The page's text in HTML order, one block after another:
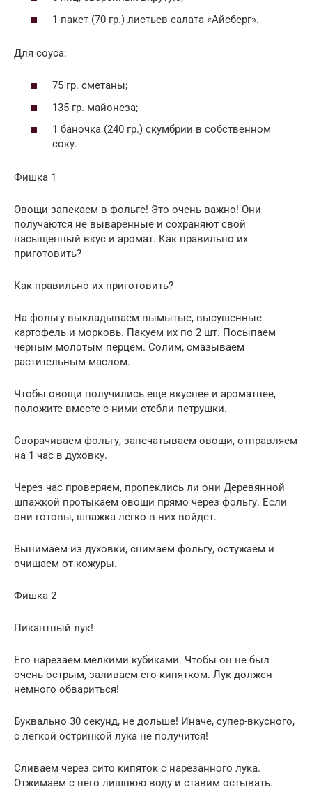
1 пакет (70 гр.) листьев салата «Айсберг».
Для соуса:
75 гр. сметаны;
135 гр. майонеза;
1 баночка (240 гр.) скумбрии в собственном
соку.
Фишка 1
Овощи запекаем в фольге! Это очень важно! Они
получаются не вываренные и сохраняют свой
насыщенный вкус и аромат. Как правильно их
приготовить?
Как правильно их приготовить?
На фольгу выкладываем вымытые, высушенные
картофель и морковь. Пакуем их по 2 шт. Посыпаем
черным молотым перцем. Солим, смазываем
растительным маслом.
Чтобы овощи получились еще вкуснее и ароматнее,
положите вместе с ними стебли петрушки.
Сворачиваем фольгу, запечатываем овощи, отправляем
на 1 час в духовку.
Через час проверяем, пропеклись ли они Деревянной
шпажкой протыкаем овощи прямо через фольгу. Если
они готовы, шпажка легко в них войдет.
Вынимаем из духовки, снимаем фольгу, остужаем и
очищаем от кожуры.
Фишка 2
Пикантный лук!
Его нарезаем мелкими кубиками. Чтобы он не был
очень острым, заливаем его кипятком. Лук должен
немного обвариться!
Буквально 30 секунд, не дольше! Иначе, супер-вкусного,
с легкой остринкой лука не получится!
Сливаем через сито кипяток с нарезанного лука.
Отжимаем с него лишнюю воду и ставим остывать.